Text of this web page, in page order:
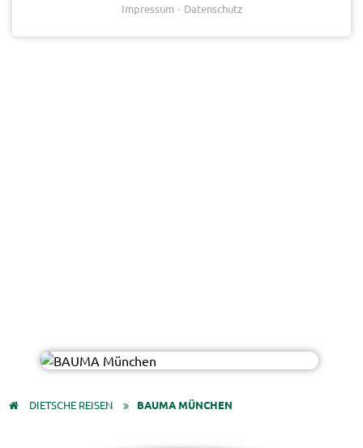
DIETSCHE REISEN BAUMA MÜNCHEN
Impressum Datenschutz